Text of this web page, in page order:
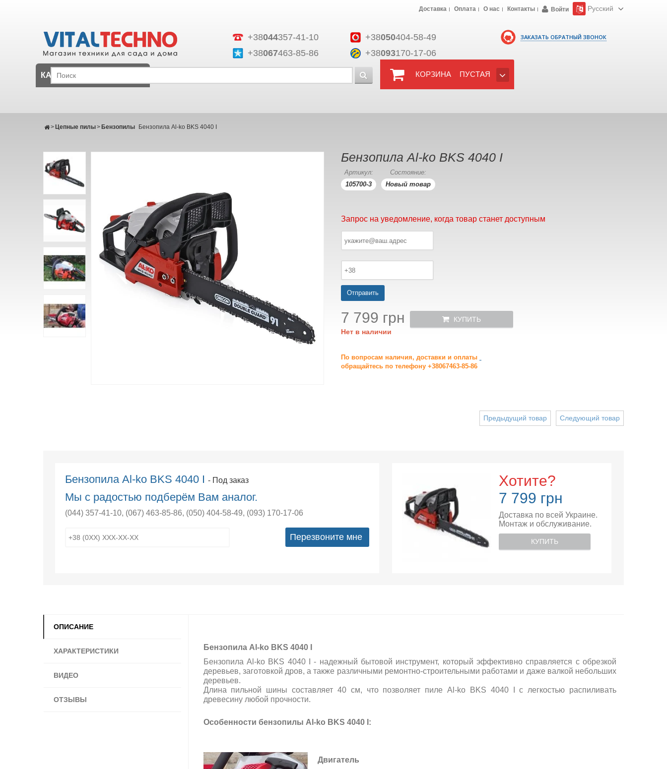
ЗАКАЗАТЬ ОБРАТНЫЙ ЗВОНОК
+38044357-41-10 +38050404-58-49
+38067463-85-86 +38093170-17-06
Доставка Оплата О нас Контакты Войти Русский
КОРЗИНА ПУСТАЯ
КАТАЛОГ
Цепные пилы
> Бензопилы
> Бензопила Al-ko BKS 4040 I
Бензопила Al-ko BKS 4040 I
Артикул:
105700-3
Состояние:
Новый товар
Запрос на уведомление, когда товар станет доступным
Отправить
7 799 грн
Нет в наличии
КУПИТЬ
По вопросам наличия, доставки и оплаты
обращайтесь по телефону +38067463-85-86
Следующий товар
Предыдущий товар
Бензопила Al-ko BKS 4040 I- Под заказ
Мы с радостью подберём Вам аналог.
(044) 357-41-10, (067) 463-85-86, (050) 404-58-49, (093) 170-17-06
Перезвоните мне
Хотите?
7 799 грн
Доставка по всей Украине.
Монтаж и обслуживание.
КУПИТЬ
ОПИСАНИЕ
ХАРАКТЕРИСТИКИ
ВИДЕО
ОТЗЫВЫ
Бензопила Al-ko BKS 4040 I
Бензопила Al-ko BKS 4040 I - надежный бытовой инструмент, который эффективно справляется с обрезкой
деревьев, заготовкой дров, а также различными ремонтно-строительными работами и даже валкой небольших
деревьев.
Длина пильной шины составляет 40 см, что позволяет пиле Al-ko BKS 4040 I
с легкостью распиливать
древесину любой прочности.
Особенности бензопилы Al-ko BKS 4040 I :
Двигатель